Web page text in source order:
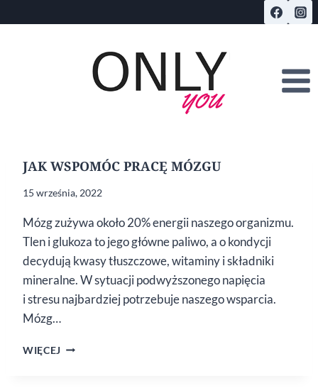
do
JAK WSPOMÓC PRACĘ MÓZGU
15 września, 2022
Mózg zużywa około 20% energii naszego organizmu.
Tlen i glukoza to jego główne paliwo, a o kondycji
decydują kwasy tłuszczowe, witaminy i składniki
mineralne. W sytuacji podwyższonego napięcia
i stresu najbardziej potrzebuje naszego wsparcia.
Mózg…
WIĘCEJ JAK